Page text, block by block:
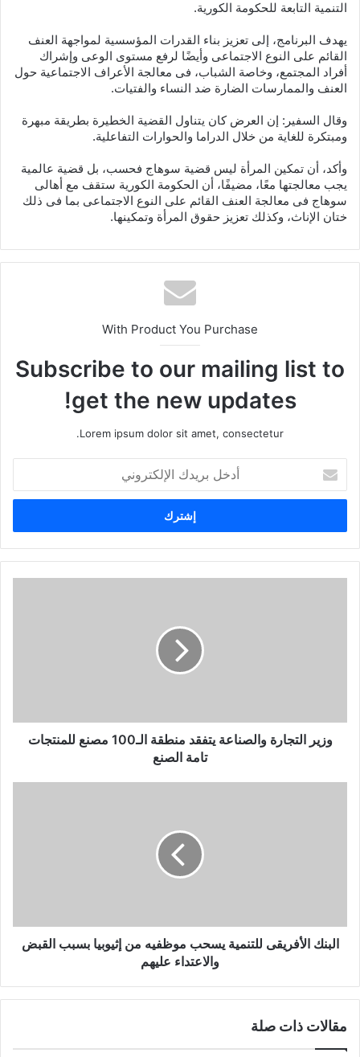
التنمية التابعة للحكومة الكورية.
يهدف البرنامج، إلى تعزيز بناء القدرات المؤسسية لمواجهة العنف
القائم على النوع الاجتماعى وأيضًا لرفع مستوى الوعى وإشراك
أفراد المجتمع، وخاصة الشباب، فى معالجة الأعراف الاجتماعية حول
العنف والممارسات الضارة ضد النساء والفتيات.
وقال السفير: إن العرض كان يتناول القضية الخطيرة بطريقة مبهرة
ومبتكرة للغاية من خلال الدراما والحوارات التفاعلية.
وأكد، أن تمكين المرأة ليس قضية سوهاج فحسب، بل قضية عالمية
يجب معالجتها معًا، مضيفًا، أن الحكومة الكورية ستقف مع أهالى
سوهاج فى معالجة العنف القائم على النوع الاجتماعى بما فى ذلك
ختان الإناث، وكذلك تعزيز حقوق المرأة وتمكينها.
With Product You Purchase
Subscribe to our mailing list to
get the new updates!
Lorem ipsum dolor sit amet, consectetur.
خ
ب
ر
وزير التجارة والصناعة يتفقد منطقة الـ100 مصنع للمنتجات
تامة الصنع
البنك الأفريقى للتنمية يسحب موظفيه من إثيوبيا بسبب القبض
والاعتداء عليهم
مقالات ذات صلة